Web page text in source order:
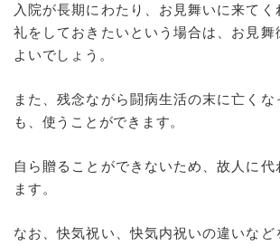
入院が長期にわたり、お見舞いに来てく
礼をしておきたいという場合は、お見舞
よいでしょう。
また、残念ながら闘病生活の末に亡くな
も、使うことができます。
自ら贈ることができないため、故人に代
ます。
なお、快気祝い、快気内祝いの違いなど